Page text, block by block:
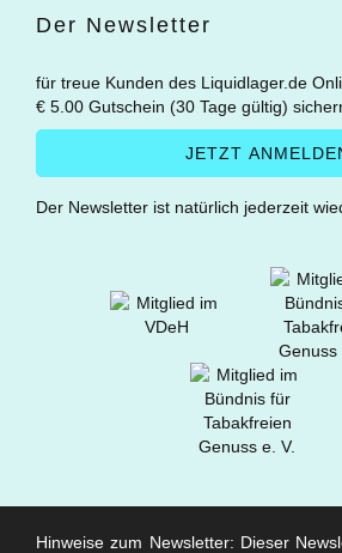
Der Newsletter
für treue Kunden des Liquidlager.de
€ 5.00 Gutschein (30 Tage gültig)
Der Newsletter ist natürlich jederzeit
Hinweise zum Newsletter: Dieser